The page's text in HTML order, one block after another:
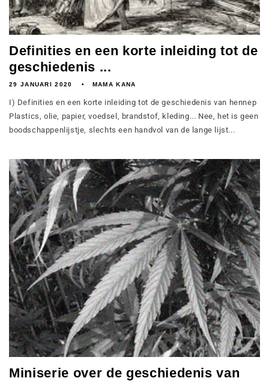
Definities en een korte inleiding tot de
geschiedenis ...
29 JANUARI 2020 MAMA KANA
I) Definities en een korte inleiding tot de geschiedenis van hennep
Plastics, olie, papier, voedsel, brandstof, kleding... Nee, het is geen
boodschappenlijstje, slechts een handvol van de lange lijst...
Miniserie over de geschiedenis van